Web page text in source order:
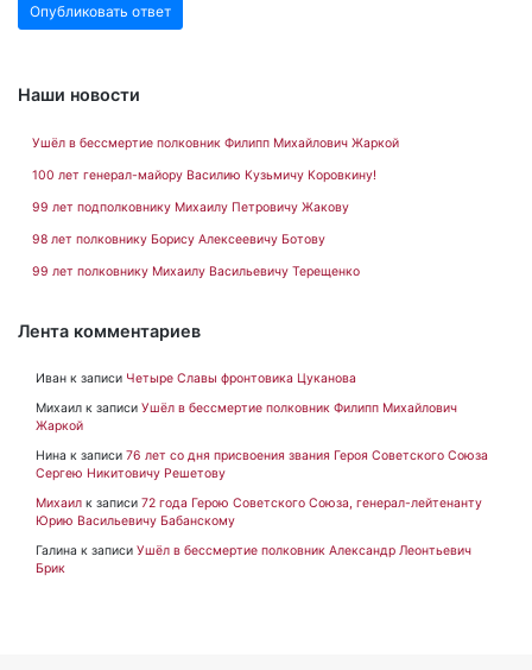
Наши новости
Ушёл в бессмертие полковник Филипп Михайлович Жаркой
100 лет генерал-майору Василию Кузьмичу Коровкину!
99 лет подполковнику Михаилу Петровичу Жакову
98 лет полковнику Борису Алексеевичу Ботову
99 лет полковнику Михаилу Васильевичу Терещенко
Лента комментариев
Иван к записи Четыре Славы фронтовика Цуканова
Михаил к записи Ушёл в бессмертие полковник Филипп Михайлович
Жаркой
Нина к записи 76 лет со дня присвоения звания Героя Советского Союза
Сергею Никитовичу Решетову
Михаил к записи 72 года Герою Советского Союза, генерал-лейтенанту
Юрию Васильевичу Бабанскому
Галина к записи Ушёл в бессмертие полковник Александр Леонтьевич
Брик